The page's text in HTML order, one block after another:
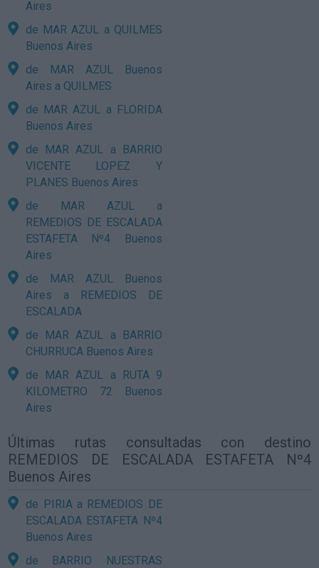
Aires
de MAR AZUL a QUILMES
Buenos Aires
de MAR AZUL Buenos
Aires a QUILMES
de MAR AZUL a FLORIDA
Buenos Aires
de MAR AZUL a BARRIO
VICENTE LOPEZ Y
PLANES Buenos Aires
de MAR AZUL a
REMEDIOS DE ESCALADA
ESTAFETA Nº4 Buenos
Aires
de MAR AZUL Buenos
Aires a REMEDIOS DE
ESCALADA
de MAR AZUL a BARRIO
CHURRUCA Buenos Aires
de MAR AZUL a RUTA 9
KILOMETRO 72 Buenos
Aires
Últimas rutas consultadas con destino
REMEDIOS DE ESCALADA ESTAFETA Nº4
Buenos Aires
de PIRIA a REMEDIOS DE
ESCALADA ESTAFETA Nº4
Buenos Aires
de BARRIO NUESTRAS